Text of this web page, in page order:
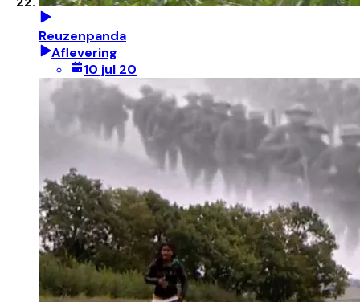
Reuzenpanda
Aflevering
10 jul 20